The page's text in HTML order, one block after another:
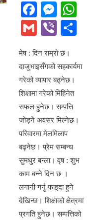
F
a
c
e
b
o
o
k
M
e
ss
e
n
g
er
A
G
ail
Vi
er ar
मेष : दिन राम्रो छ।
दाजुभाइसँगको सहकार्यमा
गरेको व्यापार बढ्नेछ।
शिक्षामा गरेको मिहिनेत
सफल हुनेछ। सम्पत्ति
जोड्ने अवसर मिल्नेछ।
परिवारमा मेलमिलाप
बढ्नेछ। प्रेम सम्बन्ध
सुमधुर बन्ला। वृष : शुभ
काम बन्ने दिन छ ।
लगानी गर्नु फाइदा हुने
देखिन्छ। शिक्षाको क्षेत्रमा
प्रगति हुनेछ। सम्पत्तिको